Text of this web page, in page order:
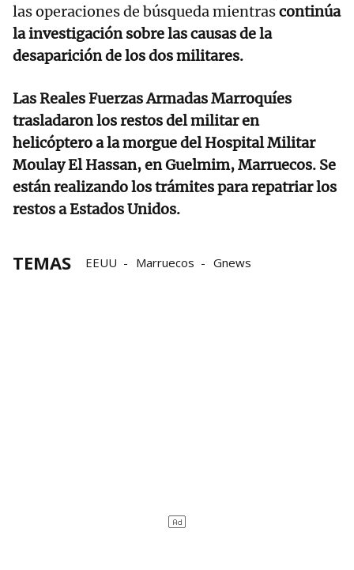
las operaciones de búsqueda mientrascontinúa
la investigación sobre las causas de la
desaparición de los dos militares.
Las Reales Fuerzas Armadas Marroquíes
trasladaron los restos del militar en
helicóptero a la morgue del Hospital Militar
Moulay El Hassan, en Guelmim, Marruecos. Se
están realizando los trámites para repatriar los
restos a Estados Unidos.
TEMAS EEUU Marruecos Gnews